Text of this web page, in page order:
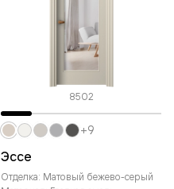
8502
Эссе
Отделка: Матовый бежево-серый
+9